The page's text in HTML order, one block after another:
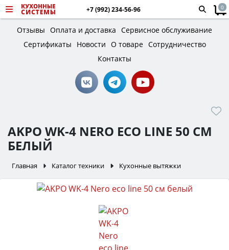
+7 (992) 234-56-96 0
Отзывы Оплата и доставка Сервисное обслуживание
Сертификаты
Новости О товаре Сотрудничество
Контакты
AKPO WK-4 NERO ECO LINE 50 СМ
БЕЛЫЙ
Главная Каталог техники Кухонные вытяжки